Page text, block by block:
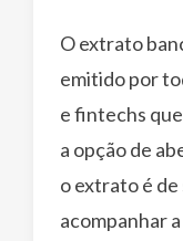
O extrato
emitido por
e fintechs
a opção de
o extrato é
acompanhar